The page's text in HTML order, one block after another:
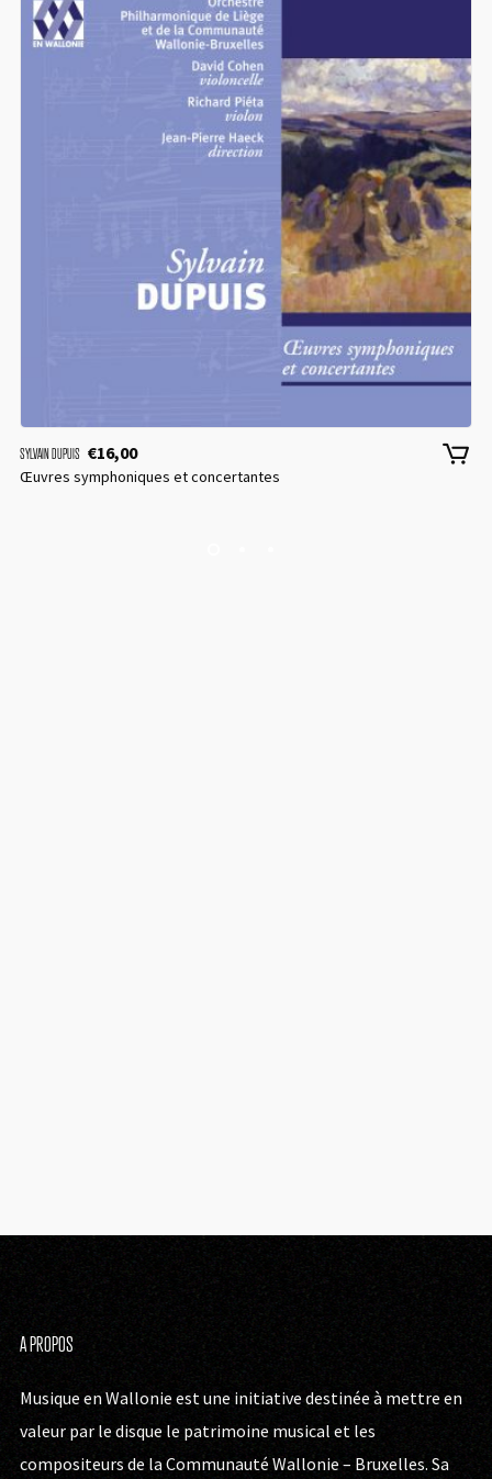
Lost your password?
SYLVAIN DUPUIS €16,00
Œuvres symphoniques et concertantes
A PROPOS
Musique en Wallonie est une initiative destinée à mettre en
valeur par le disque le patrimoine musical et les
compositeurs de la Communauté Wallonie – Bruxelles. Sa